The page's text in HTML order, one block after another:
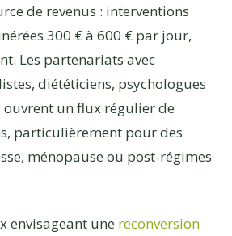
de revenus : interventions
300 € à 600 € par jour,
Les partenariats avec
diététiciens, psychologues
ouvrent un flux régulier de
particulièrement pour des
ménopause ou post-régimes
envisageant une reconversion